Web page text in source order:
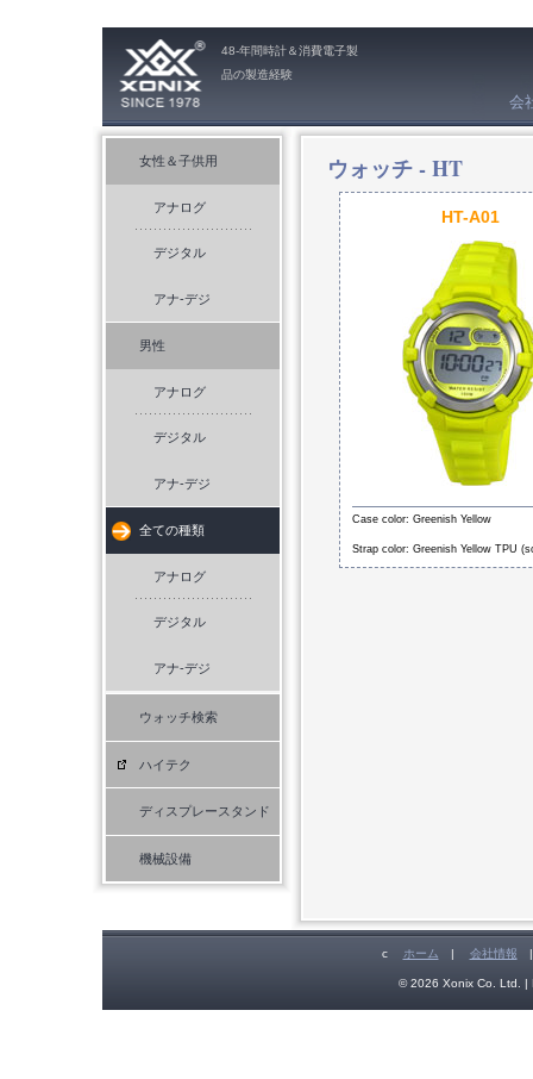
48-年間時計＆消費電子製
品の製造経験
会
女性＆子供用
アナログ
デジタル
アナ-デジ
男性
アナログ
デジタル
アナ-デジ
全ての種類
アナログ
デジタル
アナ-デジ
ウォッチ検索
ハイテク
ディスプレースタンド
機械設備
ウォッチ - HT
HT-A01
Case color: Greenish Yellow
Strap color: Greenish Yellow TPU
c ホーム | 会社情報
© 2026 Xonix Co. Ltd. |